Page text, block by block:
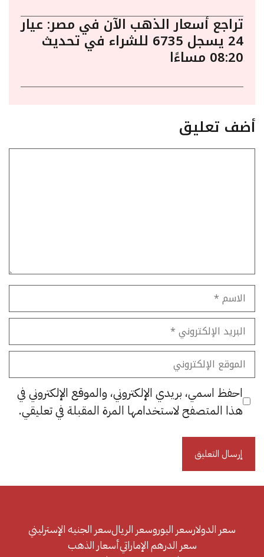
تراجع أسعار الذهب الآن في مصر: عيار
24 يسجل 6735 للشراء في تحديث
08:20 مساءًا
أضف تعليق
الاسم
البريد
الإلكتروني
الموقع
الإلكتروني
احفظ اسمي، بريدي الإلكتروني، والموقع الإلكتروني في
هذا المتصفح لاستخدامها المرة المقبلة في تعليقي.
سعر الدولارسعر اليوروسعر الريالسعر الجنيه الإسترليني
سعر الدرهم الإماراتيأسعار الذهب